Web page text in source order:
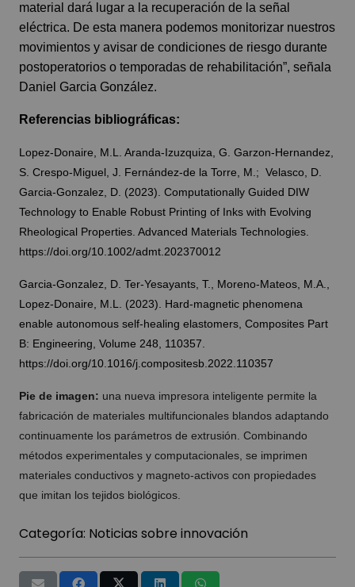
material dará lugar a la recuperación de la señal
eléctrica. De esta manera podemos monitorizar nuestros
movimientos y avisar de condiciones de riesgo durante
postoperatorios o temporadas de rehabilitación”, señala
Daniel Garcia González.
Referencias bibliográficas:
Lopez-Donaire, M.L. Aranda-Izuzquiza, G. Garzon-Hernandez,
S. Crespo-Miguel, J. Fernández-de la Torre, M.; Velasco, D.
Garcia-Gonzalez, D. (2023). Computationally Guided DIW
Technology to Enable Robust Printing of Inks with Evolving
Rheological Properties. Advanced Materials Technologies.
https://doi.org/10.1002/admt.202370012
Garcia-Gonzalez, D. Ter-Yesayants, T., Moreno-Mateos, M.A.,
Lopez-Donaire, M.L. (2023). Hard-magnetic phenomena
enable autonomous self-healing elastomers, Composites Part
B: Engineering, Volume 248, 110357.
https://doi.org/10.1016/j.compositesb.2022.110357
Pie de imagen: una nueva impresora inteligente permite la
fabricación de materiales multifuncionales blandos adaptando
continuamente los parámetros de extrusión. Combinando
métodos experimentales y computacionales, se imprimen
materiales conductivos y magneto-activos con propiedades
que imitan los tejidos biológicos.
Categoría: Noticias sobre innovación